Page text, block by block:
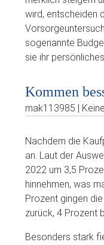
wird, entscheiden
sogenannte
sie ihr
Kommen
mak113985 |
Nachdem die
an. Laut der
2022 um 3,5
hinnehmen, was
Prozent gingen
zurück, 4 Prozent
Besonders stark